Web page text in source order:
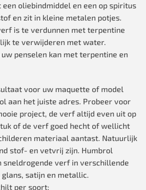
oliebindmiddel en een op spiritus
en zit in kleine metalen potjes.
is te verdunnen met terpentine
te verwijderen met water.
uw penselen kan met terpentine en
voor uw maquette of model
aan het juiste adres. Probeer voor
project, de verf altijd even uit op
of de verf goed hecht of wellicht
materiaal aantast. Natuurlijk
stof- en vetvrij zijn. Humbrol
sneldrogende verf in verschillende
satijn en metallic.
per soort: